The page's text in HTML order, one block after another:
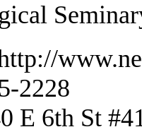
2228
E 6th St